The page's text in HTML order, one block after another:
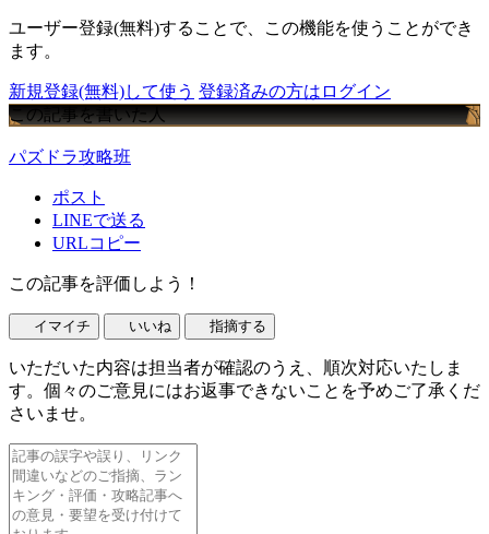
ユーザー登録(無料)することで、この機能を使うことができ
ます。
新規登録(無料)して使う 登録済みの方はログイン
この記事を書いた人
パズドラ攻略班
ポスト
LINEで送る
URLコピー
この記事を評価しよう！
イマイチ いいね 指摘する
いただいた内容は担当者が確認のうえ、順次対応いたしま
す。個々のご意見にはお返事できないことを予めご了承くだ
さいませ。